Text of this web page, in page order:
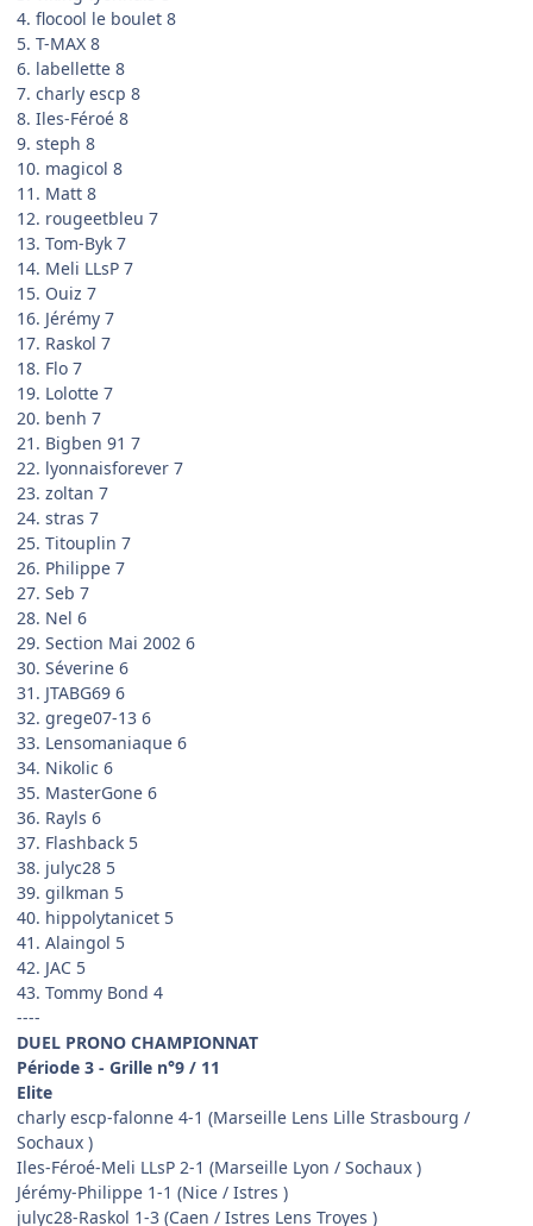
4. flocool le boulet 8
5. T-MAX 8
6. labellette 8
7. charly escp 8
8. Iles-Féroé 8
9. steph 8
10. magicol 8
11. Matt 8
12. rougeetbleu 7
13. Tom-Byk 7
14. Meli LLsP 7
15. Ouiz 7
16. Jérémy 7
17. Raskol 7
18. Flo 7
19. Lolotte 7
20. benh 7
21. Bigben 91 7
22. lyonnaisforever 7
23. zoltan 7
24. stras 7
25. Titouplin 7
26. Philippe 7
27. Seb 7
28. Nel 6
29. Section Mai 2002 6
30. Séverine 6
31. JTABG69 6
32. grege07-13 6
33. Lensomaniaque 6
34. Nikolic 6
35. MasterGone 6
36. Rayls 6
37. Flashback 5
38. julyc28 5
39. gilkman 5
40. hippolytanicet 5
41. Alaingol 5
42. JAC 5
43. Tommy Bond 4
----
DUEL PRONO CHAMPIONNAT
Période 3 - Grille n°9 / 11
Elite
charly escp-falonne 4-1 (Marseille Lens Lille Strasbourg /
Sochaux )
Iles-Féroé-Meli LLsP 2-1 (Marseille Lyon / Sochaux )
Jérémy-Philippe 1-1 (Nice / Istres )
julyc28-Raskol 1-3 (Caen / Istres Lens Troyes )